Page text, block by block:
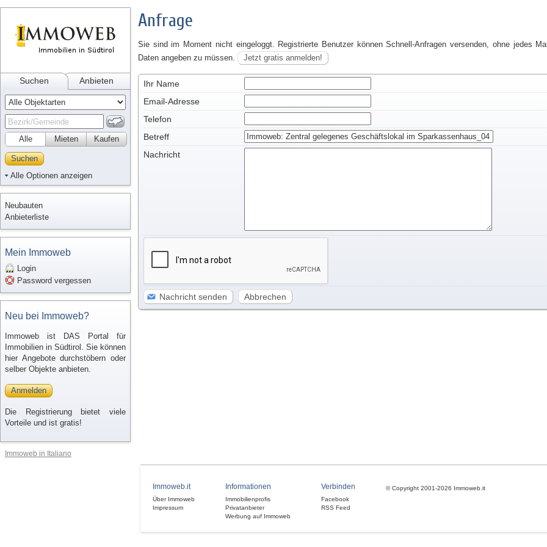
Suchen Anbieten
Alle Kaufen
Mieten
Suchen
Alle Optionen anzeigen
Neubauten
Anbieterliste
Mein Immoweb
Login
Password vergessen
Neu bei Immoweb?
Immoweb ist DAS Portal für
Immobilien in Südtirol. Sie können
hier Angebote durchstöbern oder
selber Objekte anbieten.
Anmelden
Die Registrierung bietet viele
Vorteile und ist gratis!
Immoweb in Italiano
Anfrage
Sie sind im Moment nicht eingeloggt. Registrierte Benutzer können Schnell-Anfragen versenden, ohne jedes
Daten angeben zu müssen.
Jetzt gratis anmelden!
Ihr Name
Email-Adresse
Telefon
Betreff
Nachricht
Nachricht senden Abbrechen
Immoweb.it
Über Immoweb
Impressum
Informationen
Immobilienprofis
Privatanbieter
Werbung auf Immoweb
Verbinden
Facebook
RSS Feed
© Copyright 2001-2026 Immoweb.it